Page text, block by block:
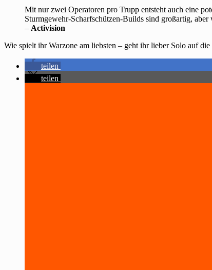
Mit nur zwei Operatoren pro Trupp entsteht auch eine
Sturmgewehr-Scharfschützen-Builds sind großartig,
– Activision
Wie spielt ihr Warzone am liebsten – geht ihr lieber Solo auf
teilen
teilen